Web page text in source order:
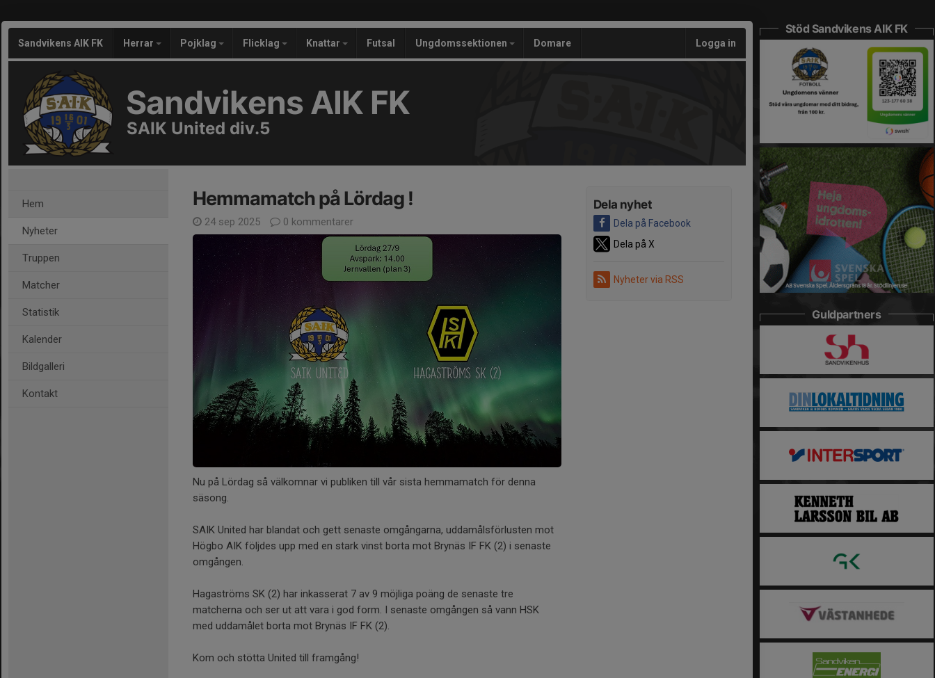
Sandvikens AIK FK Herrar Pojklag Flicklag Knattar Futsal Ungdomssektionen Domare Logga in
Sandvikens AIK FK
SAIK United div.5
Hem
Nyheter
Truppen
Matcher
Statistik
Kalender
Bildgalleri
Kontakt
Dela nyhet
Dela på Facebook
Dela på X
Nyheter via RSS
Hemmamatch på Lördag !
24 sep 2025 0 kommentarer
Nu på Lördag så välkomnar vi publiken till vår sista hemmamatch för denna
säsong.
SAIK United har blandat och gett senaste omgångarna, uddamålsförlusten mot
Högbo AIK följdes upp med en stark vinst borta mot Brynäs IF FK (2) i senaste
omgången.
Hagaströms SK (2) har inkasserat 7 av 9 möjliga poäng de senaste tre
matcherna och ser ut att vara i god form. I senaste omgången så vann HSK
med uddamålet borta mot Brynäs IF FK (2).
Kom och stötta United till framgång!
Stöd Sandvikens AIK FK
Guldpartners